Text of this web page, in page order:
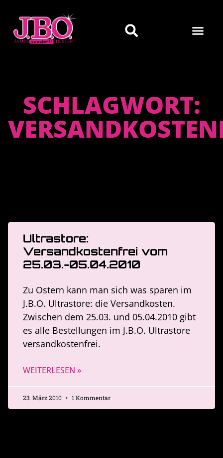
SCHLAGWORT:
Ultrastore:
Versandkostenfrei vom
25.03.-05.04.2010
Zu Ostern kann man sich was sparen im
J.B.O. Ultrastore: die Versandkosten.
Zwischen dem 25.03. und 05.04.2010 gibt
es alle Bestellungen im J.B.O. Ultrastore
versandkostenfrei.
WEITERLESEN »
23. März 2010 1 Kommentar